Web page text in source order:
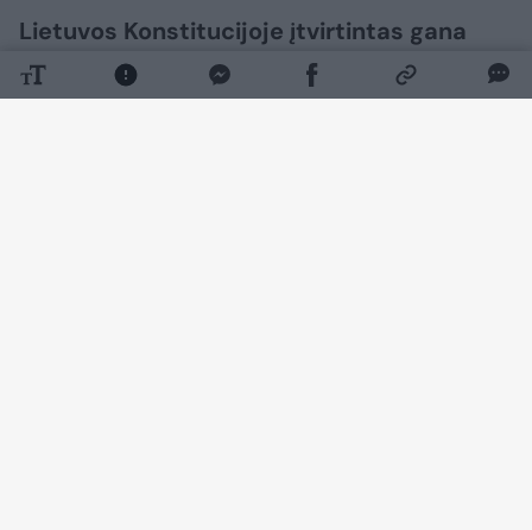
Lietuvos Konstitucijoje įtvirtintas gana
konservatyvus požiūris į pilietybę, žlugę
jau du referendumai ir Pilietybės įstatymo